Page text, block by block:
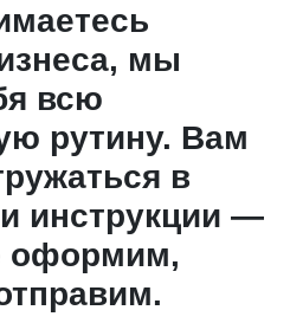
мы
всю
рутину. Вам
в
инструкции —
оформим,